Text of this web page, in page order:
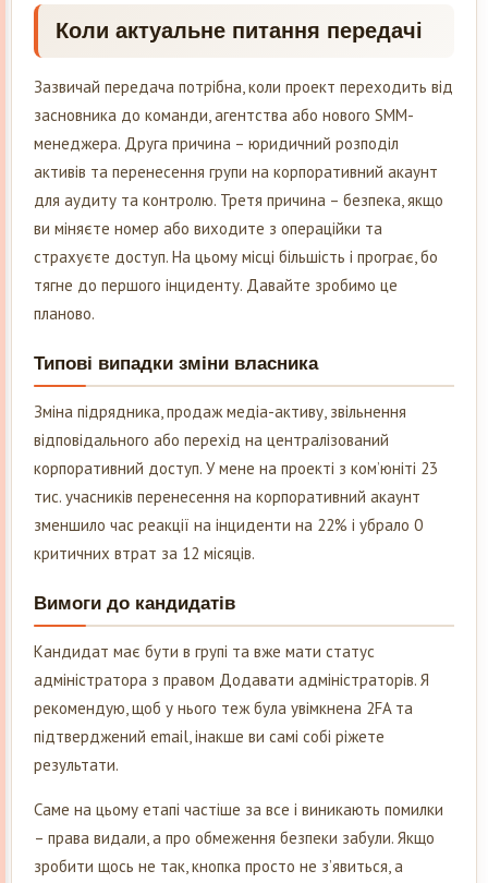
Коли актуальне питання передачі
Зазвичай передача потрібна, коли проект переходить від
засновника до команди, агентства або нового SMM-
менеджера. Друга причина – юридичний розподіл
активів та перенесення групи на корпоративний акаунт
для аудиту та контролю. Третя причина – безпека, якщо
ви міняєте номер або виходите з операційки та
страхуєте доступ. На цьому місці більшість і програє, бо
тягне до першого інциденту. Давайте зробимо це
планово.
Типові випадки зміни власника
Зміна підрядника, продаж медіа-активу, звільнення
відповідального або перехід на централізований
корпоративний доступ. У мене на проекті з ком’юніті 23
тис. учасників перенесення на корпоративний акаунт
зменшило час реакції на інциденти на 22% і убрало 0
критичних втрат за 12 місяців.
Вимоги до кандидатів
Кандидат має бути в групі та вже мати статус
адміністратора з правом Додавати адміністраторів. Я
рекомендую, щоб у нього теж була увімкнена 2FA та
підтверджений email, інакше ви самі собі ріжете
результати.
Саме на цьому етапі частіше за все і виникають помилки
– права видали, а про обмеження безпеки забули. Якщо
зробити щось не так, кнопка просто не з’явиться, а